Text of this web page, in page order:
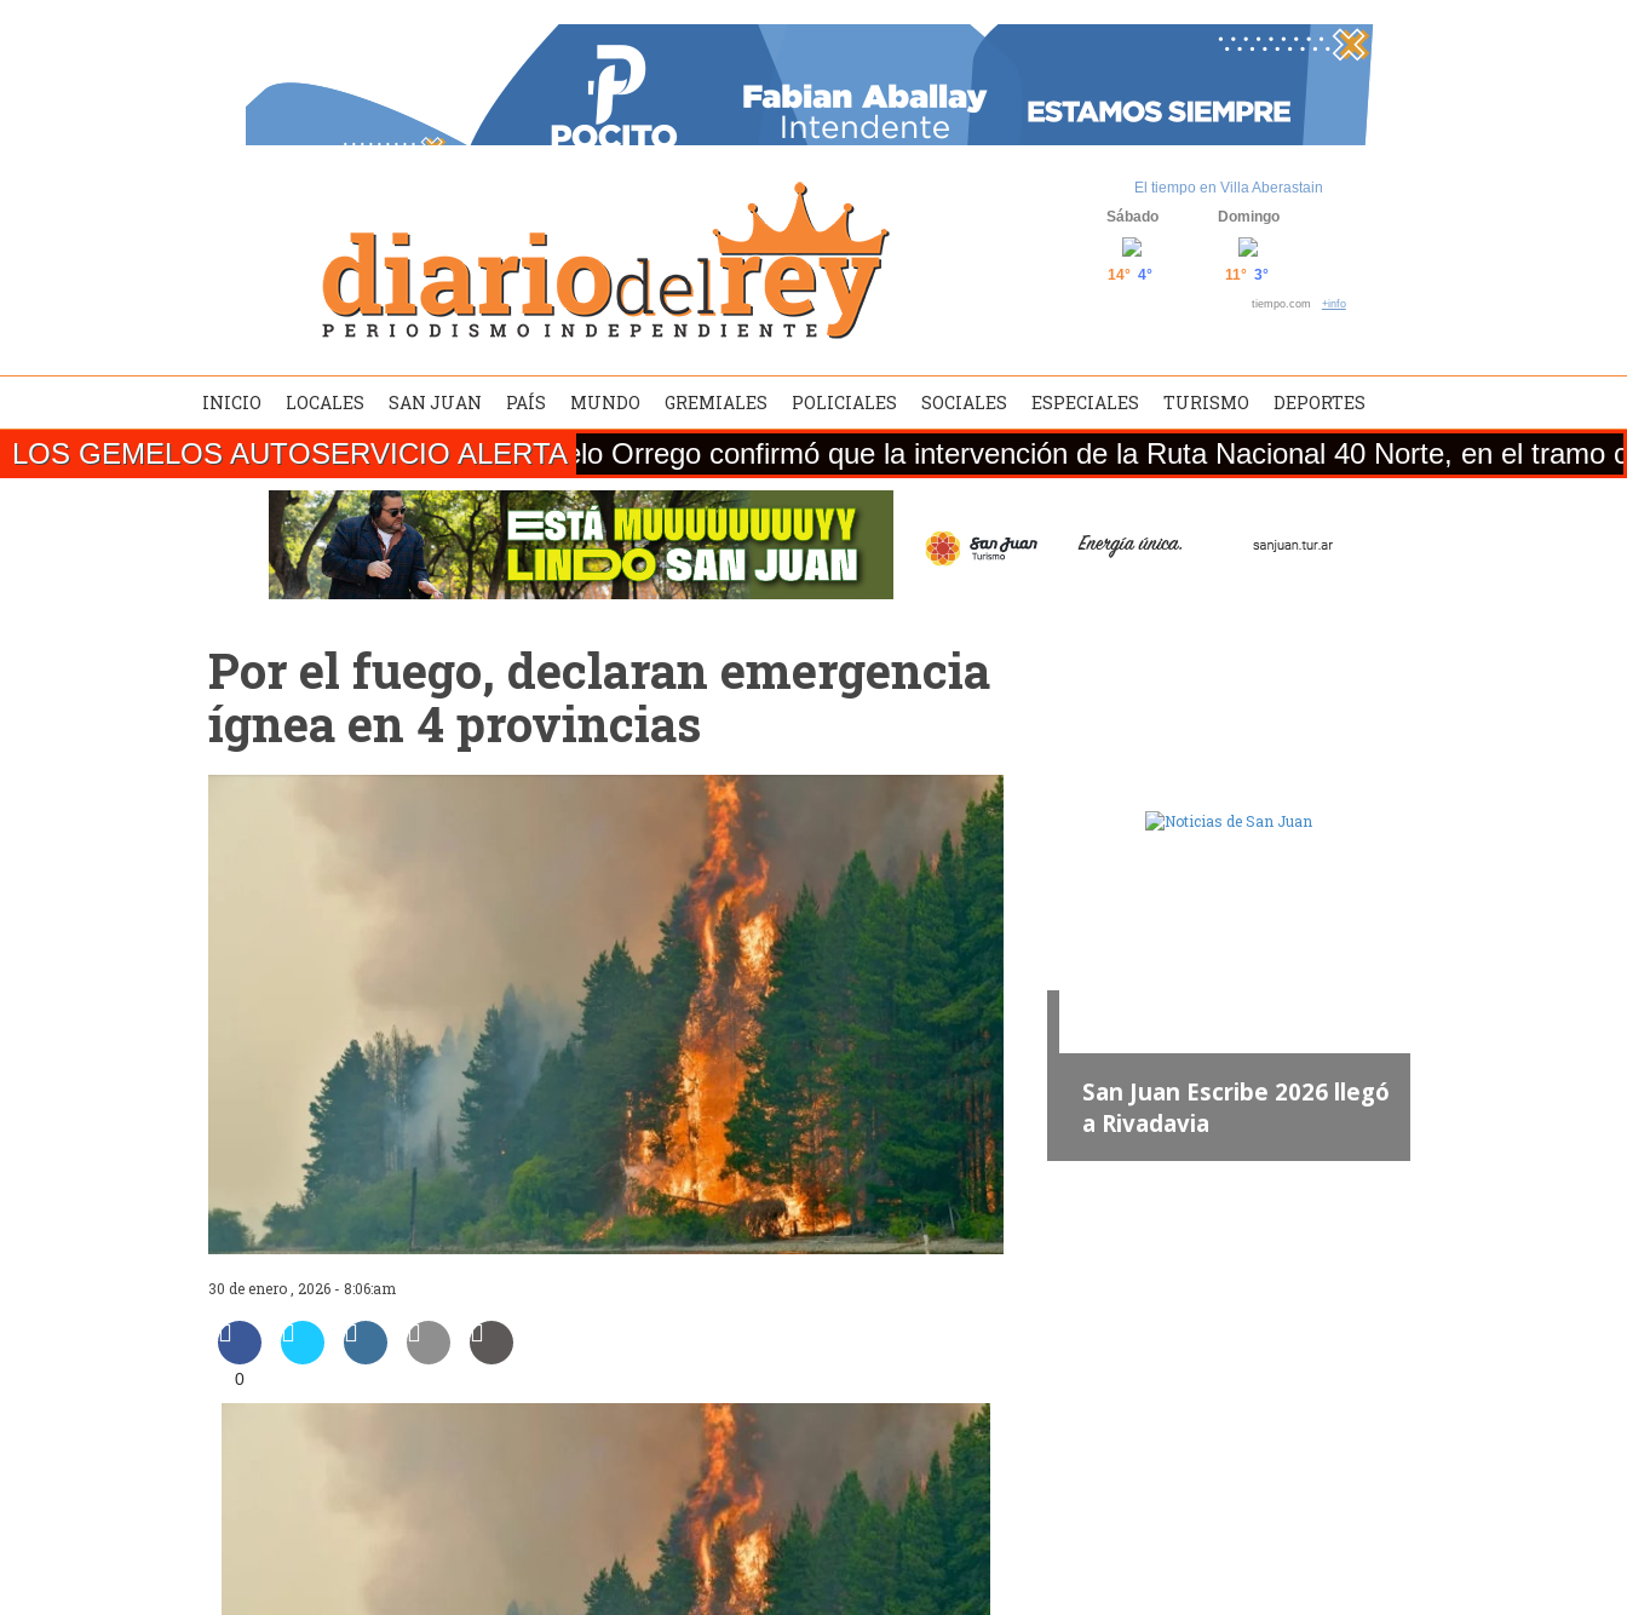
El tiempo en Villa Aberastain
Sábado
14° 4°
Domingo
11° 3°
tiempo.com +info
INICIO LOCALES SAN JUAN PAÍS MUNDO GREMIALES POLICIALES SOCIALES ESPECIALES TURISMO DEPORTES
LOS GEMELOS AUTOSERVICIO ALERTA
SAN JUAN/ El gobernador Marcelo Orrego confirmó que la intervención de la Ruta Nacional 40 Norte, en el tramo
Por el fuego, declaran emergencia
ígnea en 4 provincias
30 de enero , 2026 - 8:06:am
0
La Cámara de Diputados
presentó el concurso "San
Juan Escribe" en Santa
Lucía
San Juan Escribe 2026 llegó
a Rivadavia